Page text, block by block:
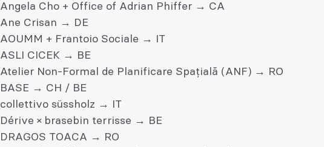
Angela Cho + Office of Adrian Phiffer → CA
Ane Crisan → DE
AOUMM + Frantoio Sociale → IT
ASLI CICEK → BE
Atelier Non-Formal de Planificare Spațială (ANF) → RO
BASE → CH / BE
collettivo süssholz → IT
Dérive × brasebin terrisse → BE
DRAGOS TOACA → RO